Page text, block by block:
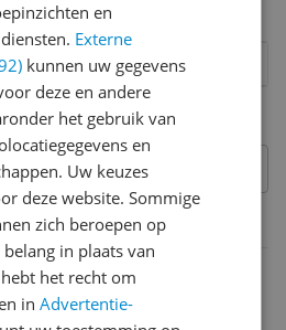
kenmerken
8
7
6
5
1 van 4
en
Externe
kunnen uw gegevens
deze en andere
het gebruik van
en
Uw keuzes
deze website. Sommige
zich beroepen op
in plaats van
het recht om
inAdvertentie-